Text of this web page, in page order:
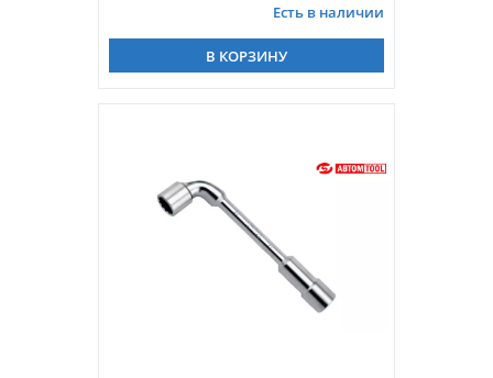
Есть в наличии
В КОРЗИНУ